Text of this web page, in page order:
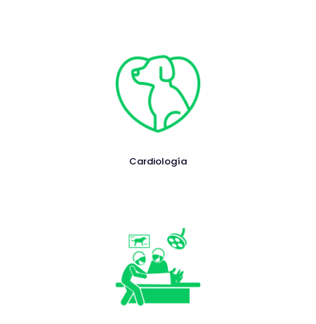
Cardiología